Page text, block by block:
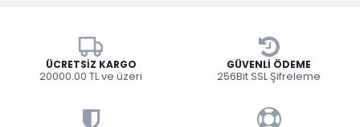
ÜCRETSIZ KARGO
20000.00 TL ve üzeri
GÜVENLI ÖDEME
256Bit SSL Şifreleme